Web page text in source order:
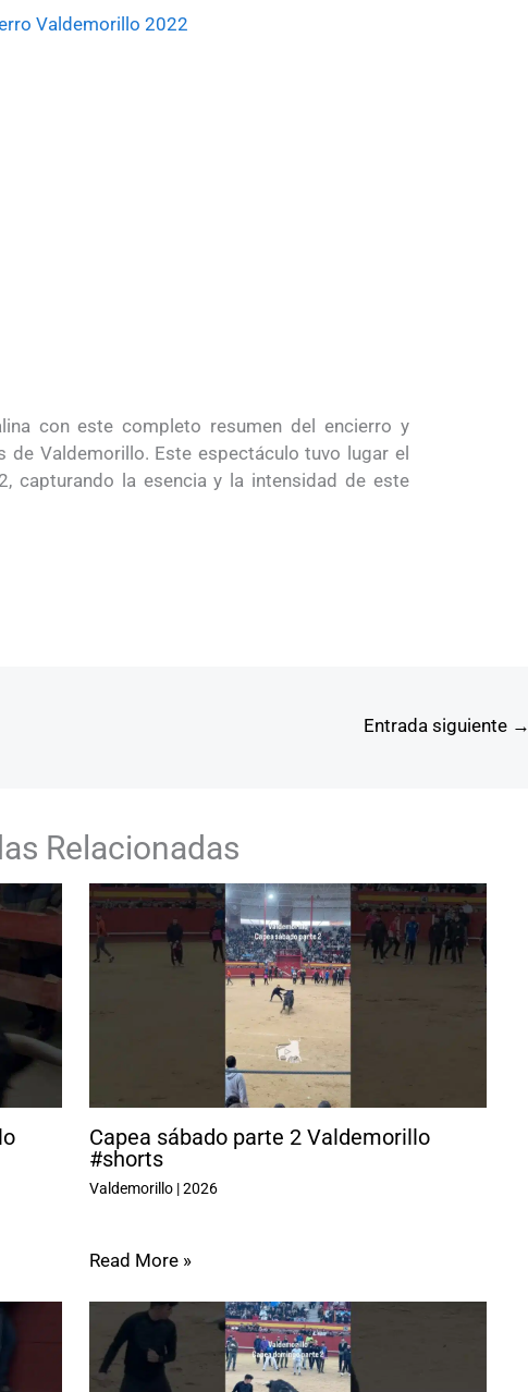
Valdemorillo 2022
con este completo resumen del encierro y
de Valdemorillo. Este espectáculo tuvo lugar el
capturando la esencia y la intensidad de este
Entrada siguiente →
Relacionadas
Capea sábado parte 2 Valdemorillo
#shorts
Valdemorillo|2026
Read More »